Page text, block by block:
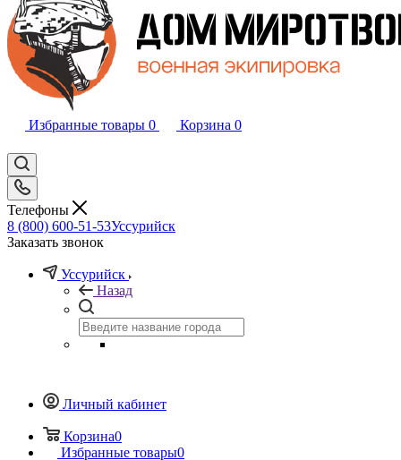
Избранные товары 0 Корзина 0
Телефоны
8 (800) 600-51-53Уссурийск
Заказать звонок
Уссурийск
Назад
Личный кабинет
Корзина0
Избранные товары0